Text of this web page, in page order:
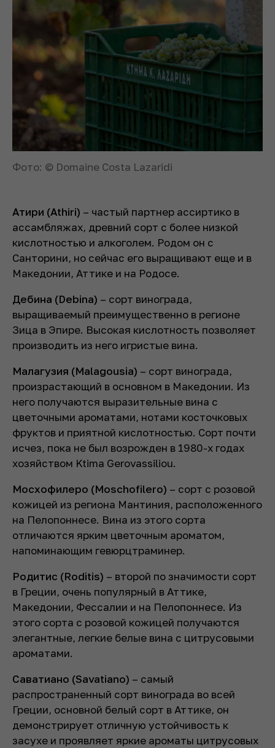
Фото: © Domaine Costa Lazaridi
Атири (Athiri) – частый партнер ассиртико в
ассамбляжах, древний сорт с более низкой
кислотностью и алкоголем. Родом он с
Санторини, но сейчас его выращивают еще и в
Македонии, Аттике и на Родосе.
Дебина (Debina) – сорт винограда,
выращиваемый преимущественно в регионе
Зица в Эпире. Высокая кислотность позволяет
производить из него игристые вина.
Малагузия (Malagousia) – сорт винограда,
произрастающий в основном в Македонии. Из
него получаются выразительные вина с
цветочными ароматами, нотами косточковых
фруктов и приятной кислотностью. Сорт почти
исчез, пока не был возрожден в 1980-х годах
хозяйством Ktima Gerovassiliou.
Мосхофилеро (Moschofilero) – сорт с розовой
кожицей из региона Мантиния, расположенного
на Пелопоннесе. Вина из этого сорта
отличаются ярким цветочным ароматом,
напоминающим гевюрцтраминер.
Родитис (Roditis) – второй по значимости сорт
в Греции, очень популярный в Аттике,
Македонии, Фессалии и на Пелопоннесе. Из
этого сорта с розовой кожицей получаются
элегантные, легкие белые вина с цитрусовыми
ароматами.
Саватиано (Savatiano) – самый
распространенный сорт винограда во всей
Греции, основной белый сорт в Аттике, он
демонстрирует отличную устойчивость к
засухе и проявляет яркие ароматы цитрусовых